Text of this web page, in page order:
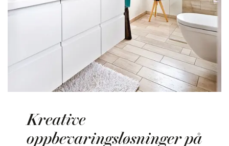
Kreative
oppbevaringsløsninger på